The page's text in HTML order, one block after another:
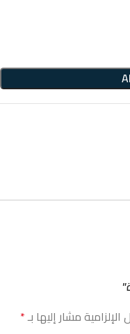
مشار إليها بـ*